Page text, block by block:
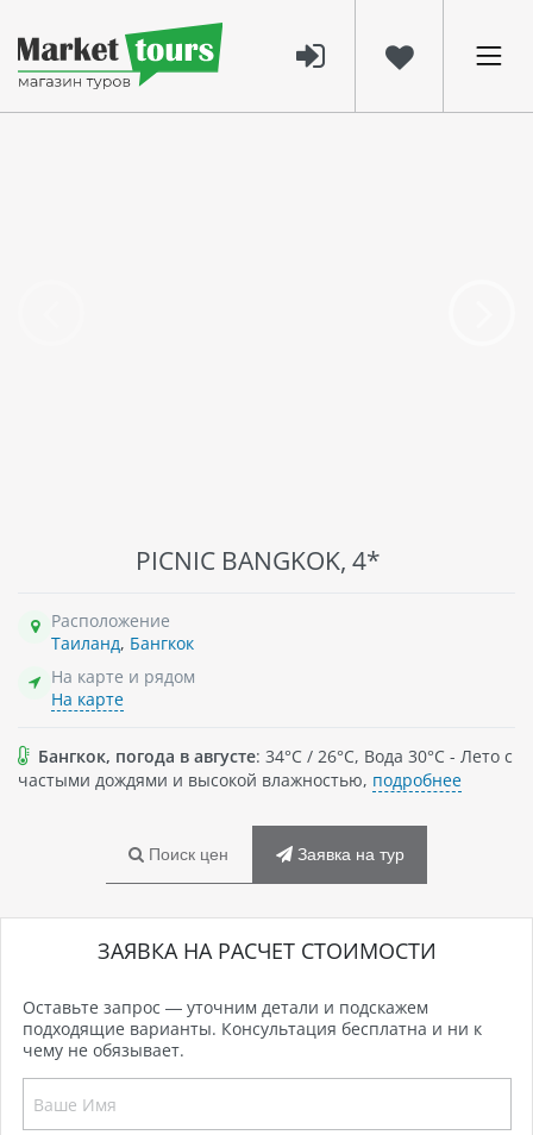
PICNIC BANGKOK, 4*
Расположение
Таиланд, Бангкок
На карте и рядом
На карте
Бангкок, погода в августе: 34°C / 26°C, Вода 30°C - Лето с
частыми дождями и высокой влажностью, подробнее
Поиск цен Заявка на тур
ЗАЯВКА НА РАСЧЕТ СТОИМОСТИ
Оставьте запрос — уточним детали и подскажем
подходящие варианты. Консультация бесплатна и ни к
чему не обязывает.